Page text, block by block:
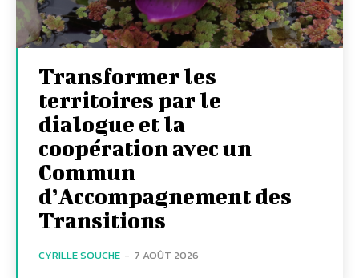
Transformer les
territoires par le
dialogue et la
coopération avec un
Commun
d’Accompagnement des
Transitions
CYRILLE SOUCHE - 7 AOÛT 2026